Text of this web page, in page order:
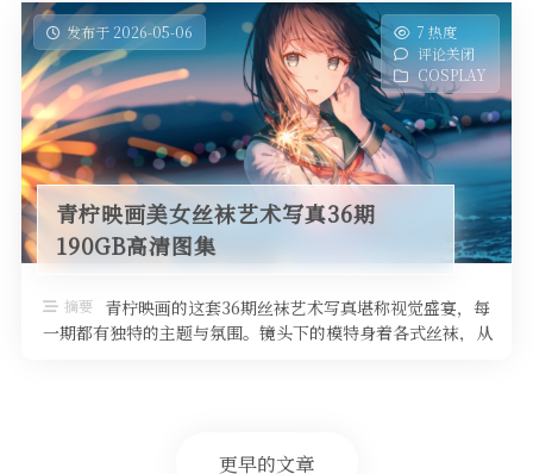
发布于 2026-05-06
7 热度
评论关闭
COSPLAY
青柠映画美女丝袜艺术写真36期
190GB高清图集
摘要
青柠映画的这套36期丝袜艺术写真堪称视觉盛宴，每
一期都有独特的主题与氛围。镜头下的模特身着各式丝袜，从
更早的文章